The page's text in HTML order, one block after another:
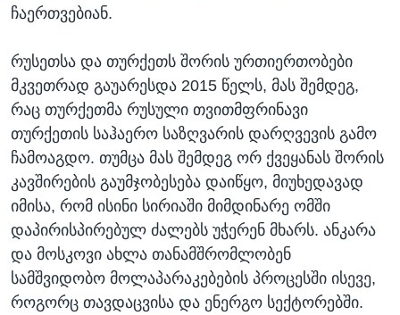
ჩაერთვებიან.
რუსეთსა და თურქეთს შორის ურთიერთობები
მკვეთრად გაუარესდა 2015 წელს, მას შემდეგ,
რაც თურქეთმა რუსული თვითმფრინავი
თურქეთის საჰაერო საზღვარის დარღვევის გამო
ჩამოაგდო. თუმცა მას შემდეგ ორ ქვეყანას შორის
კავშირების გაუმჯობესება დაიწყო, მიუხედავად
იმისა, რომ ისინი სირიაში მიმდინარე ომში
დაპირისპირებულ ძალებს უჭერენ მხარს. ანკარა
და მოსკოვი ახლა თანამშრომლობენ
სამშვიდობო მოლაპარაკებების პროცესში ისევე,
როგორც თავდაცვისა და ენერგო სექტორებში.